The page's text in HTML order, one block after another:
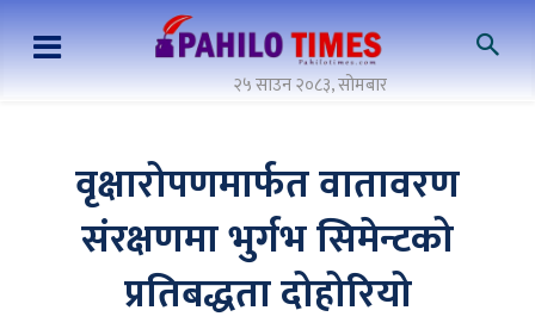
२५ साउन २०८३, सोमबार
वृक्षारोपणमार्फत वातावरण
संरक्षणमा भुर्गभ सिमेन्टको
प्रतिबद्धता दोहोरियो